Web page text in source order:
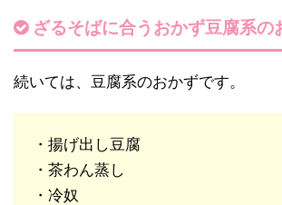
ざるそばに合うおかず豆腐系の
続いては、豆腐系のおかずです。
・揚げ出し豆腐
・茶わん蒸し
・冷奴